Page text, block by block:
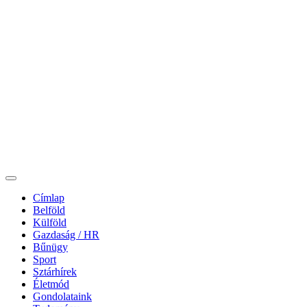
Címlap
Belföld
Külföld
Gazdaság / HR
Bűnügy
Sport
Sztárhírek
Életmód
Gondolataink